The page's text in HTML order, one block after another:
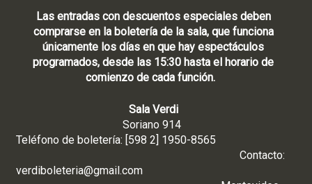
Las entradas con descuentos especiales deben
comprarse en la boletería de la sala, que funciona
únicamente los días en que hay espectáculos
programados, desde las 15:30 hasta el horario de
comienzo de cada función.
Sala Verdi
Soriano 914
Teléfono de boletería: [598 2] 1950-8565
Contacto:
verdiboleteria@gmail.com